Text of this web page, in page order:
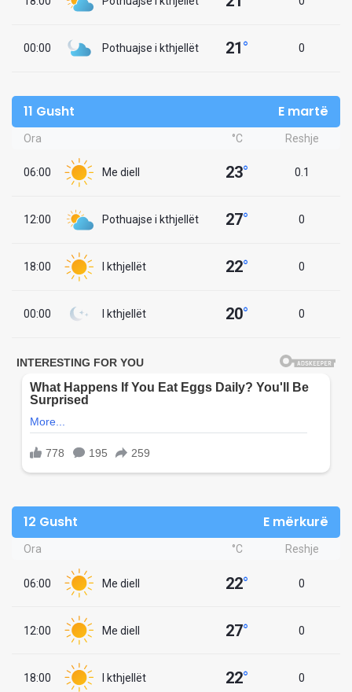
00:00 Pothuajse i kthjellët 21° 0
11 Gusht E martë
Ora °C Reshje
06:00 Me diell 23° 0.1
12:00 Pothuajse i kthjellët 27° 0
18:00 I kthjellët 22° 0
00:00 I kthjellët 20° 0
12 Gusht E mërkurë
Ora °C Reshje
06:00 Me diell 22° 0
12:00 Me diell 27° 0
18:00 I kthjellët 22° 0